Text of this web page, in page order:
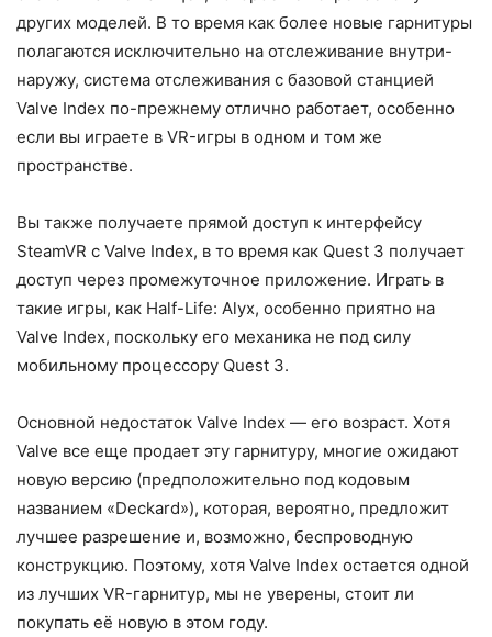
других моделей. В то время как более новые гарнитуры
полагаются исключительно на отслеживание внутри-
наружу, система отслеживания с базовой станцией
Valve Index по-прежнему отлично работает, особенно
если вы играете в VR-игры в одном и том же
пространстве.
Вы также получаете прямой доступ к интерфейсу
SteamVR с Valve Index, в то время как Quest 3 получает
доступ через промежуточное приложение. Играть в
такие игры, как Half-Life: Alyx, особенно приятно на
Valve Index, поскольку его механика не под силу
мобильному процессору Quest 3.
Основной недостаток Valve Index — его возраст. Хотя
Valve все еще продает эту гарнитуру, многие ожидают
новую версию (предположительно под кодовым
названием «Deckard»), которая, вероятно, предложит
лучшее разрешение и, возможно, беспроводную
конструкцию. Поэтому, хотя Valve Index остается одной
из лучших VR-гарнитур, мы не уверены, стоит ли
покупать её новую в этом году.